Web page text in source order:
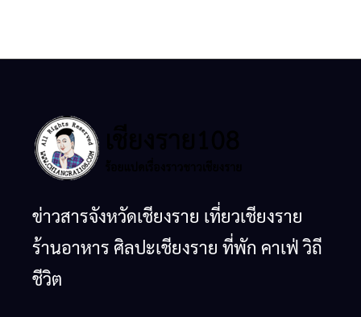
ข่าวสารจังหวัดเชียงราย เที่ยวเชียงราย
ร้านอาหาร ศิลปะเชียงราย ที่พัก คาเฟ่ วิถี
ชีวิต